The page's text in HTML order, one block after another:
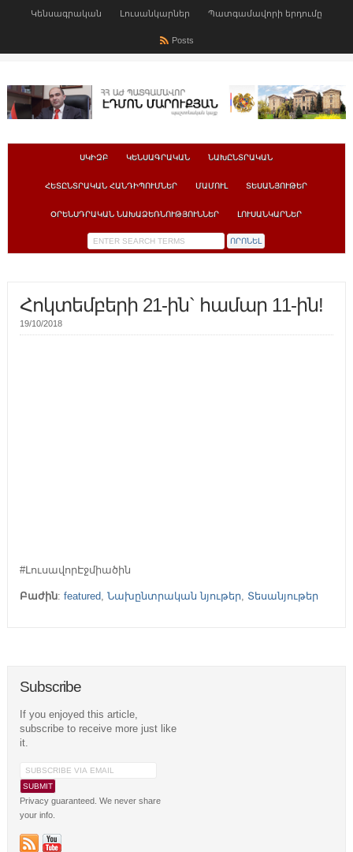
Կենսագրական Լուսանկարներ Պատգամավորի երդումը
Posts
ՍԿԻԶԲ ԿԵՆՍԱԳՐԱԿԱՆ ՆԱԽԸՆՏՐԱԿԱՆ
ՀԵՏԸՆՏՐԱԿԱՆ ՀԱՆԴԻՊՈՒՄՆԵՐ ՄԱՄՈՒԼ ՏԵՍԱՆՅՈՒԹԵՐ
ՕՐԵՆՍԴՐԱԿԱՆ ՆԱԽԱՁԵՌՆՈՒԹՅՈՒՆՆԵՐ ԼՈՒՍԱՆԿԱՐՆԵՐ
Հոկտեմբերի 21-ին` համար 11-ին!
19/10/2018
#ԼուսավորԷջմիածին
Բաժին: featured, Նախընտրական նյութեր, Տեսանյութեր
Subscribe
If you enjoyed this article,
subscribe to receive more just like
it.
Privacy guaranteed. We never share
your info.